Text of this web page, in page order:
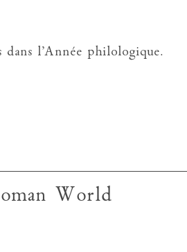
l’Année philologique.
World